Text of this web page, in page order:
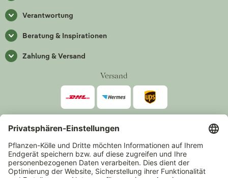
Verantwortung
Beratung & Inspirationen
Zahlung & Versand
Versand
Zahlarten
*Alle Preise inkl. gesetzlicher Mehrwertsteuer zzgl.Versand